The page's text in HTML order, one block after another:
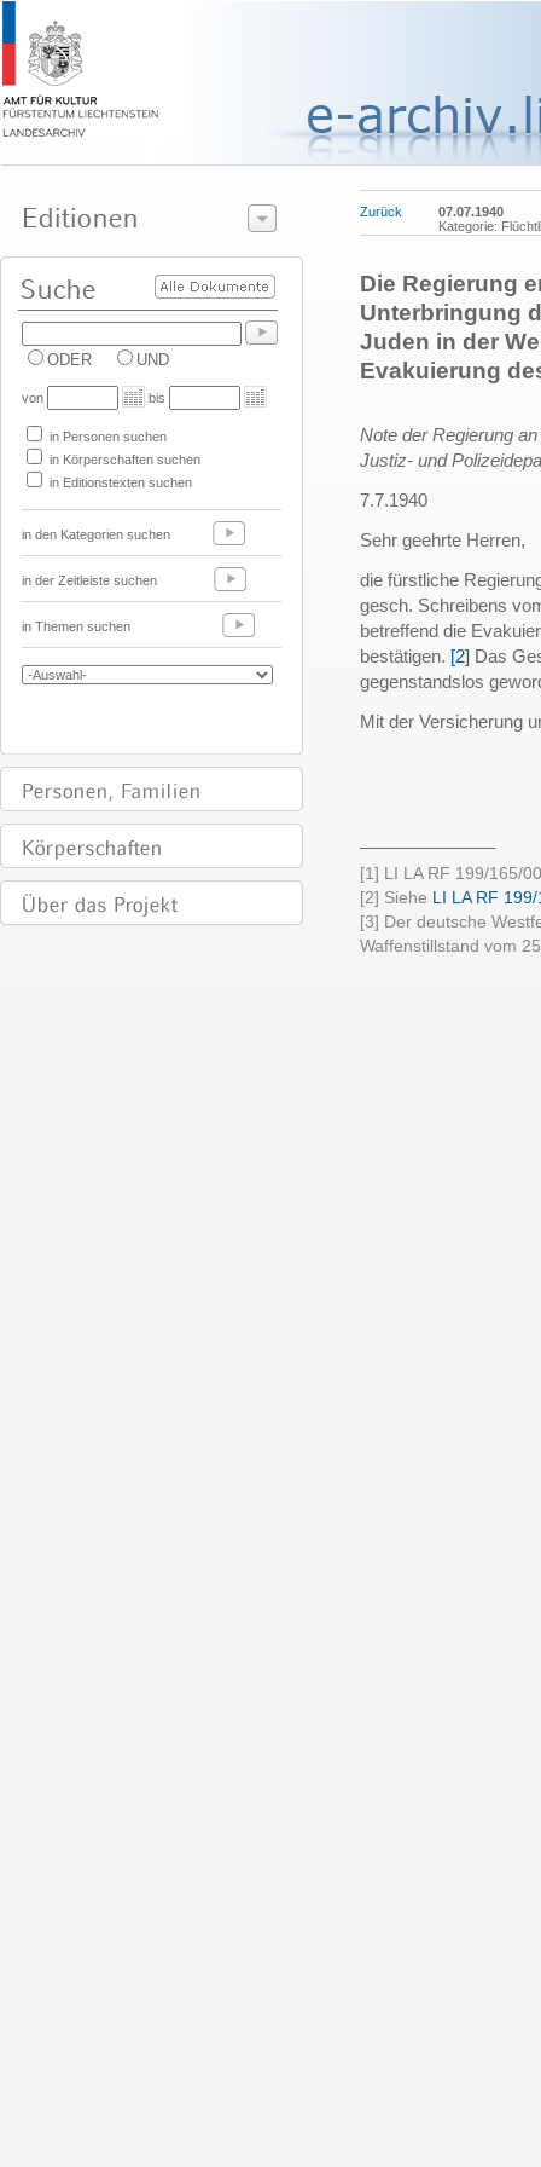
ODER UND
von bis
in Personen suchen
in Körperschaften suchen
in Editionstexten suchen
in den Kategorien suchen
in der Zeitleiste suchen
in Themen suchen
Zurück
07.07.1940
Kategorie:
Die Regierung
Unterbringung
Juden in der
Evakuierung
Note der Regierung
Justiz- und
7.7.1940
Sehr geehrte Herren,
die fürstliche
gesch. Schreibens
betreffend die
bestätigen. [2] Das
gegenstandslos
Mit der Versicherung
[1] LI LA RF 199/165/
[2] Siehe LI LA RF
[3] Der deutsche
Waffenstillstand vom